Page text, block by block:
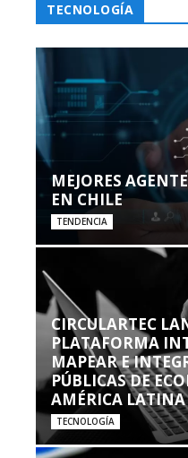
TECNOLOGÍA
MEJORES
EN CHILE
TENDENCIA
CIRCULARTEC
PLATAFORMA
MAPEAR E
PÚBLICAS DE
AMÉRICA LATINA
TECNOLOGÍA